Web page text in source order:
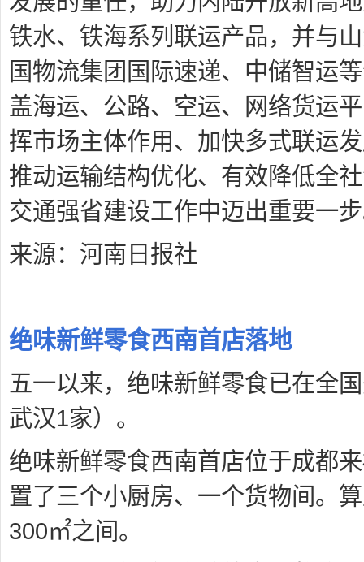
铁水、铁海系列联运产品，并与
国物流集团国际速递、 中储智运
盖海运、公路、空运、网络货运
挥市场主体作用、加快多式联运
推动运输结构优化、有效降低全
交通强省建设工作中迈出重要一
来源：河南日报社
绝味新鲜零食西南首店落地
五一以来，绝味新鲜零食已在全
武汉1家）。
绝味新鲜零食西南首店位于成都
置了三个小厨房、一个货物间。
300㎡之间。